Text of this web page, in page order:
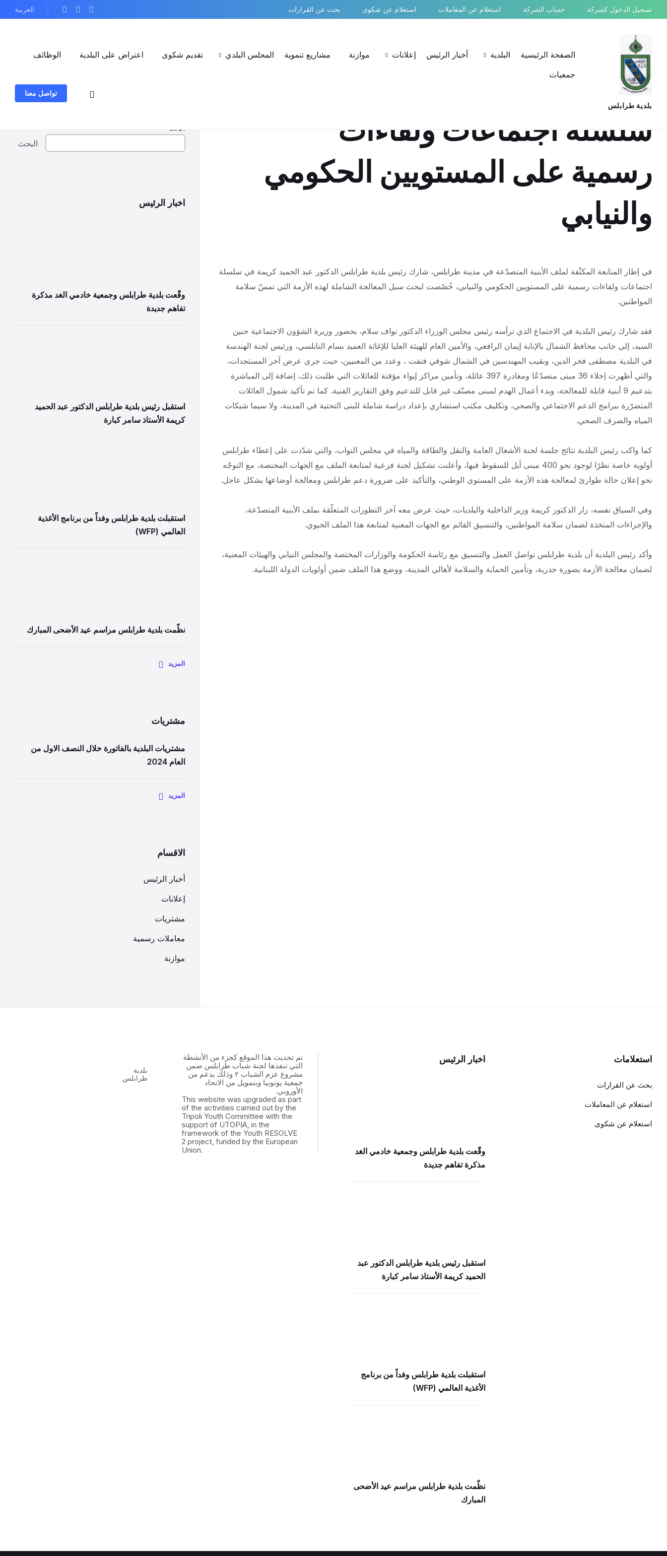
content
main
footer
العربية تسجيل الدخول كشركة حساب الشركة استعلام عن المعاملات استعلام عن شكوى بحث عن القرارات
بلدية طرابلس
الصفحة الرئيسية البلدية أخبار الرئيس إعلانات موازنة مشاريع تنموية المجلس البلدي تقديم شكوى اعتراض على البلدية
الوظائف
جمعيات
تواصل معنا
سلسلة اجتماعات ولقاءات
رسمية على المستويين الحكومي
والنيابي
في إطار المتابعة المكثّفة لملف الأبنية المتصدّعة في مدينة طرابلس، شارك رئيس بلدية طرابلس الدكتور عبد الحميد كريمة في سلسلة
اجتماعات ولقاءات رسمية على المستويين الحكومي والنيابي، خُصّصت لبحث سبل المعالجة الشاملة لهذه الأزمة التي تمسّ سلامة
المواطنين.
فقد شارك رئيس البلدية في الاجتماع الذي ترأسه رئيس مجلس الوزراء الدكتور نواف سلام، بحضور وزيرة الشؤون الاجتماعية حنين
السيد، إلى جانب محافظ الشمال بالإنابة إيمان الرافعي، والأمين العام للهيئة العليا للإغاثة العميد بسام النابلسي، ورئيس لجنة الهندسة
في البلدية مصطفى فخر الدين، ونقيب المهندسين في الشمال شوقي فتفت ، وعدد من المعنيين، حيث جرى عرض آخر المستجدات،
والتي أظهرت إخلاء 36 مبنى متصدّعًا ومغادرة 397 عائلة، وتأمين مراكز إيواء مؤقتة للعائلات التي طلبت ذلك، إضافة إلى المباشرة
بتدعيم 9 أبنية قابلة للمعالجة، وبدء أعمال الهدم لمبنى مصنّف غير قابل للتدعيم وفق التقارير الفنية. كما تم تأكيد شمول العائلات
المتضرّرة ببرامج الدعم الاجتماعي والصحي، وتكليف مكتب استشاري بإعداد دراسة شاملة للبنى التحتية في المدينة، ولا سيما شبكات
المياه والصرف الصحي.
كما واكب رئيس البلدية نتائج جلسة لجنة الأشغال العامة والنقل والطاقة والمياه في مجلس النواب، والتي شدّدت على إعطاء طرابلس
أولوية خاصة نظرًا لوجود نحو 400 مبنى آيل للسقوط فيها، وأعلنت تشكيل لجنة فرعية لمتابعة الملف مع الجهات المختصة، مع التوجّه
نحو إعلان حالة طوارئ لمعالجة هذه الأزمة على المستوى الوطني، والتأكيد على ضرورة دعم طرابلس ومعالجة أوضاعها بشكل عاجل.
وفي السياق نفسه، زار الدكتور كريمة وزير الداخلية والبلديات، حيث عرض معه آخر التطورات المتعلّقة بملف الأبنية المتصدّعة،
والإجراءات المتخذة لضمان سلامة المواطنين، والتنسيق القائم مع الجهات المعنية لمتابعة هذا الملف الحيوي.
وأكد رئيس البلدية أن بلدية طرابلس تواصل العمل والتنسيق مع رئاسة الحكومة والوزارات المختصة والمجلس النيابي والهيئات المعنية،
لضمان معالجة الأزمة بصورة جذرية، وتأمين الحماية والسلامة لأهالي المدينة، ووضع هذا الملف ضمن أولويات الدولة اللبنانية.
البحث
اخبار الرئيس
وقّعت بلدية طرابلس وجمعية خادمي الغد مذكرة
تفاهم جديدة
استقبل رئيس بلدية طرابلس الدكتور عبد الحميد
كريمة الأستاذ سامر كبارة
استقبلت بلدية طرابلس وفداً من برنامج الأغذية
العالمي (WFP)
نظّمت بلدية طرابلس مراسم عيد الأضحى المبارك
المزيد
مشتريات
مشتريات البلدية بالفاتورة خلال النصف الاول من
العام 2024
المزيد
الاقسام
أخبار الرئيس
إعلانات
مشتريات
معاملات رسمية
موازنة
استعلامات
بحث عن القرارات
استعلام عن المعاملات
استعلام عن شكوى
اخبار الرئيس
وقّعت بلدية طرابلس وجمعية خادمي الغد
مذكرة تفاهم جديدة
استقبل رئيس بلدية طرابلس الدكتور عبد
الحميد كريمة الأستاذ سامر كبارة
استقبلت بلدية طرابلس وفداً من برنامج
الأغذية العالمي (WFP)
نظّمت بلدية طرابلس مراسم عيد الأضحى
المبارك
تم تحديث هذا الموقع كجزء من الأنشطة
التي تنفذها لجنة شباب طرابلس ضمن
مشروع عزم الشباب ٢ وذلك بدعم من
جمعية يوتوبيا وبتمويل من الاتحاد
الأوروبي.
This website was upgraded as part
of the activities carried out by the
Tripoli Youth Committee with the
support of UTOPIA, in the
framework of the Youth RESOLVE
2 project, funded by the European
Union.
بلدية
طرابلس